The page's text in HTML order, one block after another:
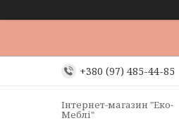
+380 (97) 485-44-85
Інтернет-магазин "Еко-
Меблі"